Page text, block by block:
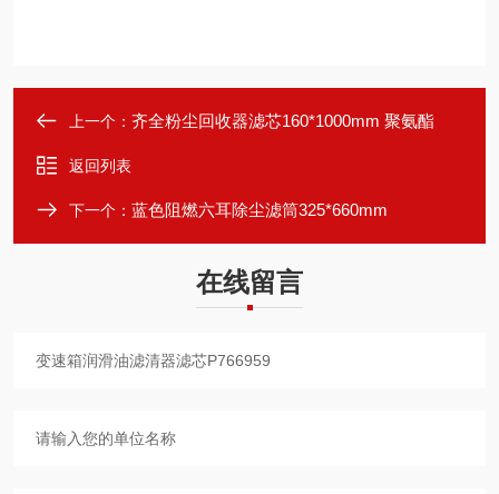
上一个： 齐全粉尘回收器滤芯160*1000mm 聚氨酯
返回列表
下一个： 蓝色阻燃六耳除尘滤筒325*660mm
在线留言